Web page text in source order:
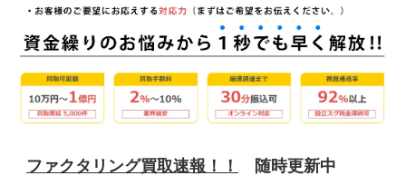
受付時間 9:00～19:00(土日祝除く)
0120-160-128
メールでのお問合せ
24時間受付
お問い合わせフォーム ＞
ファクタリング買取速報！！ 随時更新中